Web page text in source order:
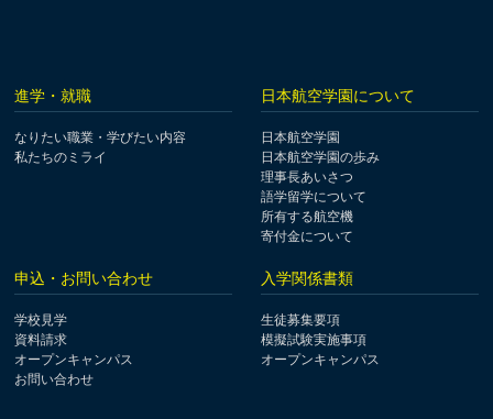
進学・就職
なりたい職業・学びたい内容
私たちのミライ
日本航空学園について
日本航空学園
日本航空学園の歩み
理事長あいさつ
語学留学について
所有する航空機
寄付金について
申込・お問い合わせ
学校見学
資料請求
オープンキャンパス
お問い合わせ
入学関係書類
生徒募集要項
模擬試験実施事項
オープンキャンパス